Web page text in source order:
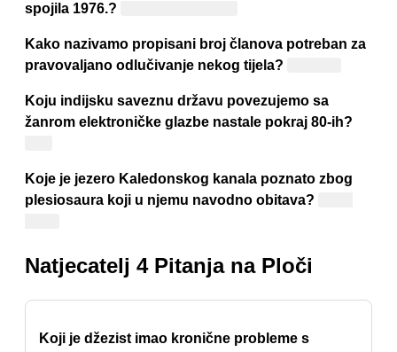
spojila 1976.?
Kako nazivamo propisani broj članova potreban za
pravovaljano odlučivanje nekog tijela?
Koju indijsku saveznu državu povezujemo sa
žanrom elektroničke glazbe nastale pokraj 80-ih?
Koje je jezero Kaledonskog kanala poznato zbog
plesiosaura koji u njemu navodno obitava?
Natjecatelj 4 Pitanja na Ploči
Koji je džezist imao kronične probleme s